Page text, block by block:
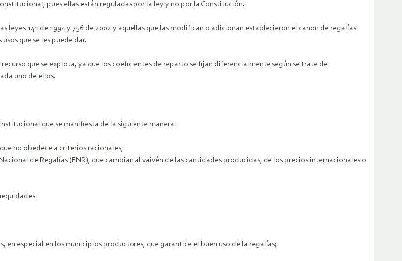
pues ellas están reguladas por la ley y no por la Constitución.
leyes 141 de 1994 y 756 de 2002 y aquellas que las modifican o adicionan establecieron el canon de regalías
que se les puede dar.
que se explota, ya que los coeficientes de reparto se fijan diferencialmente según se trate de
uno de ellos.
que se manifiesta de la siguiente manera:
no obedece a criterios racionales;
de Regalías (FNR), que cambian al vaivén de las cantidades producidas, de los precios internacionales o
especial en los municipios productores, que garantice el buen uso de la regalías;